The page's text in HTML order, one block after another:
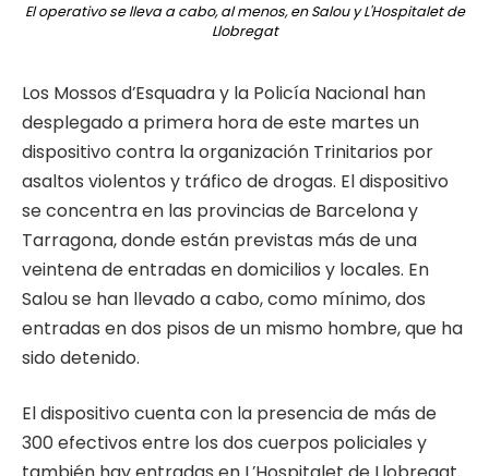
El operativo se lleva a cabo, al menos, en Salou y L'Hospitalet de
Llobregat
Los Mossos d’Esquadra y la Policía Nacional han
desplegado a primera hora de este martes un
dispositivo contra la organización Trinitarios por
asaltos violentos y tráfico de drogas. El dispositivo
se concentra en las provincias de Barcelona y
Tarragona, donde están previstas más de una
veintena de entradas en domicilios y locales. En
Salou se han llevado a cabo, como mínimo, dos
entradas en dos pisos de un mismo hombre, que ha
sido detenido.
El dispositivo cuenta con la presencia de más de
300 efectivos entre los dos cuerpos policiales y